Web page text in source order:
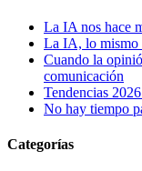
La IA nos hace
La IA, lo mismo
Cuando la
comunicación
Tendencias
No hay tiempo
Categorías